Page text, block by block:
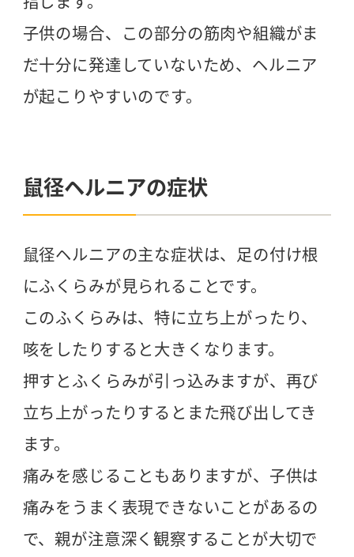
子供の場合、この部分の筋肉や組織がま
だ十分に発達していないため、ヘルニア
が起こりやすいのです。
鼠径ヘルニアの症状
鼠径ヘルニアの主な症状は、足の付け根
にふくらみが見られることです。
このふくらみは、特に立ち上がったり、
咳をしたりすると大きくなります。
押すとふくらみが引っ込みますが、再び
立ち上がったりするとまた飛び出してき
ます。
痛みを感じることもありますが、子供は
痛みをうまく表現できないことがあるの
で、親が注意深く観察することが大切で